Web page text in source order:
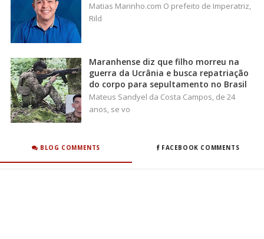
Matias Marinho.com O prefeito de Imperatriz,
Rild
Maranhense diz que filho morreu na
guerra da Ucrânia e busca repatriação
do corpo para sepultamento no Brasil
Mateus Sandyel da Costa Campos, de 24
anos, se vo
BLOG COMMENTS FACEBOOK COMMENTS